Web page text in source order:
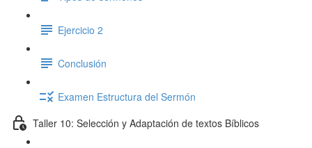
Ejercicio 2
Conclusión
Examen Estructura del Sermón
Taller 10: Selección y Adaptación de textos Bíblicos